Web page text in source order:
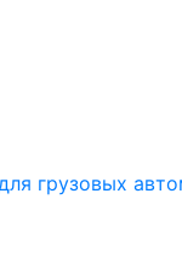
грузовых